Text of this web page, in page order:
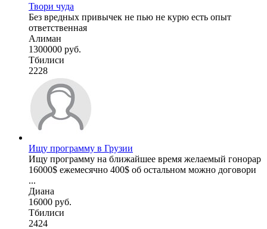
Твори чуда
Без вредных привычек не пью не курю есть опыт
ответственная
Алиман
1300000 руб.
Тбилиси
2228
Ищу программу в Грузии
Ищу программу на ближайшее время желаемый гонорар
16000$ ежемесячно 400$ об остальном можно договори
...
Диана
16000 руб.
Тбилиси
2424